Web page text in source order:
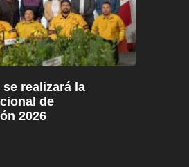
realizará la
de
2026